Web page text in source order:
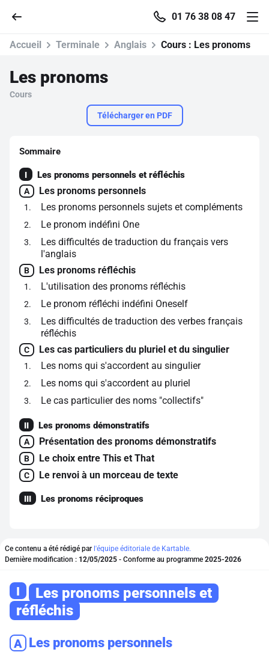
01 76 38 08 47
Accueil
Se connecter
Pour profiter de 10 contenus offerts.
Accueil Terminale Anglais Cours : Les pronoms
Les pronoms
Cours
Télécharger en PDF
Sommaire
I Les pronoms personnels et réfléchis
A Les pronoms personnels
1 Les pronoms personnels sujets et compléments
2 Le pronom indéfini One
3
Les difficultés de traduction du français vers
l'anglais
B Les pronoms réfléchis
1 L'utilisation des pronoms réfléchis
2 Le pronom réfléchi indéfini Oneself
3
Les difficultés de traduction des verbes français
réfléchis
C Les cas particuliers du pluriel et du singulier
1 Les noms qui s'accordent au singulier
2 Les noms qui s'accordent au pluriel
3 Le cas particulier des noms "collectifs"
II Les pronoms démonstratifs
A Présentation des pronoms démonstratifs
B Le choix entre This et That
C Le renvoi à un morceau de texte
III Les pronoms réciproques
Ce contenu a été rédigé par l'équipe éditoriale de Kartable.
Dernière modification : 12/05/2025 - Conforme au programme 2025-2026
I
Les pronoms personnels et
réfléchis
A Les pronoms personnels